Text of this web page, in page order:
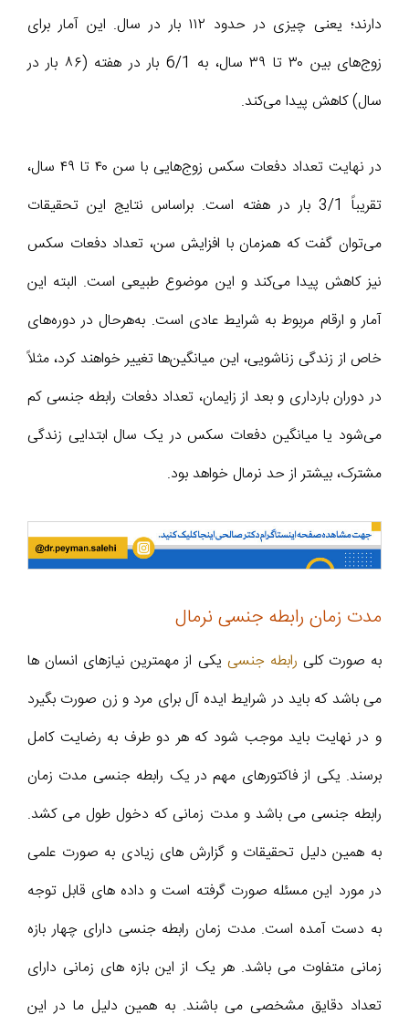
دارند؛ یعنی چیزی در حدود ۱۱۲ بار در سال. این آمار برای
زوج‌های بین ۳۰ تا ۳۹ سال، به 6/1 بار در هفته (۸۶ بار در
سال) کاهش پیدا می‌کند.
در نهایت تعداد دفعات سکس زوج‌هایی با سن ۴۰ تا ۴۹ سال،
تقریباً 3/1 بار در هفته است. براساس نتایج این تحقیقات
می‌توان گفت که همزمان با افزایش سن، تعداد دفعات سکس
نیز کاهش پیدا می‌کند و این موضوع طبیعی است. البته این
آمار و ارقام مربوط به شرایط عادی است. به‌هرحال در دوره‌های
خاص از زندگی زناشویی، این میانگین‌ها تغییر خواهند کرد، مثلاً
در دوران بارداری و بعد از زایمان، تعداد دفعات رابطه جنسی کم
می‌شود یا میانگین دفعات سکس در یک سال ابتدایی زندگی
مشترک، بیشتر از حد نرمال خواهد بود.
مدت زمان رابطه جنسی نرمال
به صورت کلی رابطه جنسی یکی از مهمترین نیازهای انسان ها
می باشد که باید در شرایط ایده آل برای مرد و زن صورت بگیرد
و در نهایت باید موجب شود که هر دو طرف به رضایت کامل
برسند. یکی از فاکتورهای مهم در یک رابطه جنسی مدت زمان
رابطه جنسی می باشد و مدت زمانی که دخول طول می کشد.
به همین دلیل تحقیقات و گزارش های زیادی به صورت علمی
در مورد این مسئله صورت گرفته است و داده های قابل توجه
به دست آمده است. مدت زمان رابطه جنسی دارای چهار بازه
زمانی متفاوت می باشد. هر یک از این بازه های زمانی دارای
تعداد دقایق مشخصی می باشند. به همین دلیل ما در این